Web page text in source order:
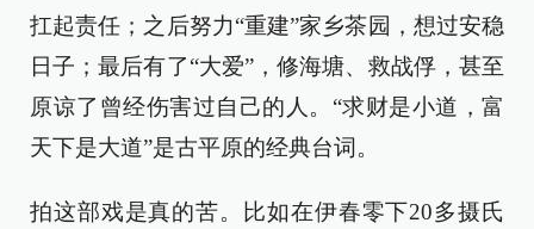
扛起责任；之后努力“重建”家乡茶园，想过安稳
日子；最后有了“大爱”，修海塘、救战俘，甚至
原谅了曾经伤害过自己的人。“求财是小道，富
天下是大道”是古平原的经典台词。
拍这部戏是真的苦。比如在伊春零下20多摄氏